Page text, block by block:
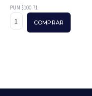
PUM $100.71
COMPRAR